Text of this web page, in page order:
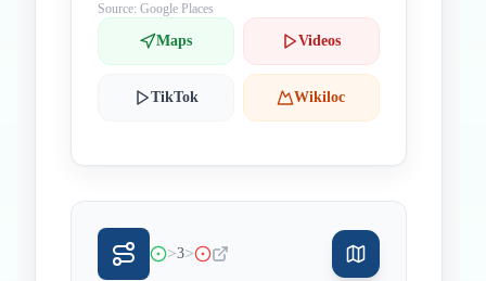
Source: Google Places
Maps Videos
TikTok Wikiloc
>3>